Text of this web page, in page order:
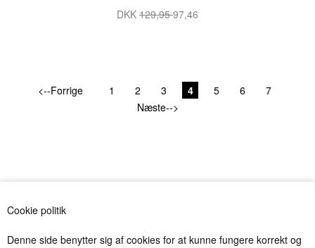
Cookie politik
Denne side benytter sig af cookies for at kunne fungere korrekt og
DKK 129,9597,46
<--Forrige 1 2 3 4 5 6
7
Næste-->